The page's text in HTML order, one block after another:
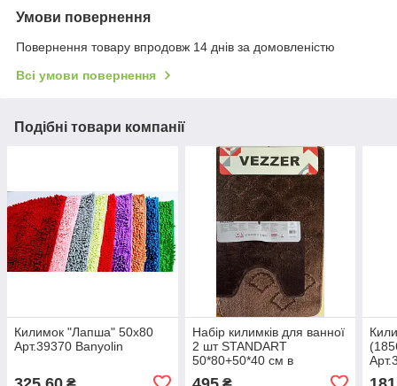
Умови повернення
Повернення товару впродовж 14 днів за домовленістю
Всі умови повернення
Подібні товари компанії
Килимок "Лапша" 50х80
Арт.39370 Banyolin
Набір килимків для ванної
2 шт STANDART
50*80+50*40 см в